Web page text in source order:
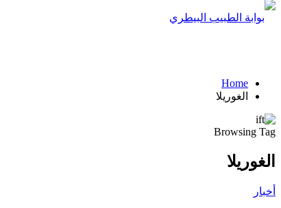
Home
الغوريلا
Browsing Tag
الغوريلا
أخبار